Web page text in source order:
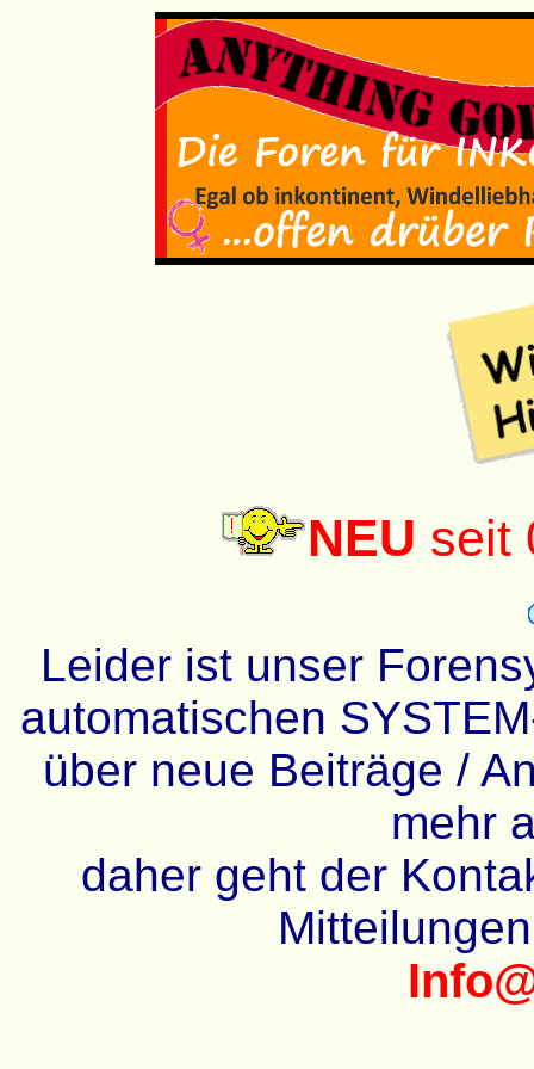
NEU seit
Leider ist unser
automatischen
über neue Beiträge /
mehr
daher geht der